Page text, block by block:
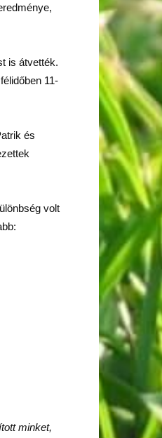
is átvették.
11-
és
volt
minket,